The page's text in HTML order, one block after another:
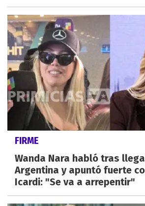
FIRME
Wanda Nara habló tras
Argentina y apuntó fuerte
Icardi: "Se va a arrepentir"